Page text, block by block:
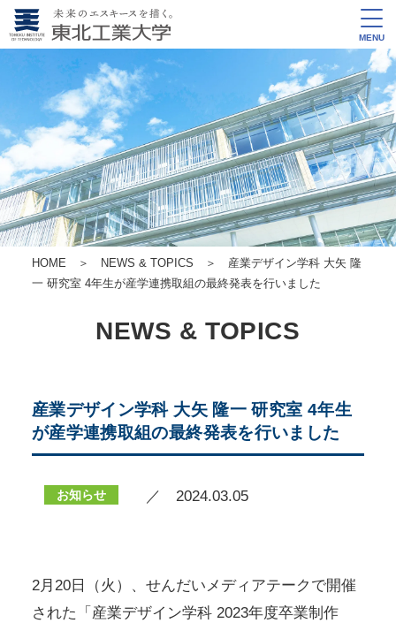
MENU
HOME ＞ NEWS & TOPICS ＞ 産業デザイン学科 大矢 隆
一 研究室 4年生が産学連携取組の最終発表を行いました
NEWS & TOPICS
産業デザイン学科 大矢 隆一 研究室 4年生
が産学連携取組の最終発表を行いました
お知らせ ／ 2024.03.05
2月20日（火）、せんだいメディアテークで開催
された「産業デザイン学科 2023年度卒業制作